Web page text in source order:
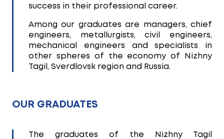
success in their professional career.
Among our graduates are managers, chief
engineers, metallurgists, civil engineers,
mechanical engineers and specialists in
other spheres of the economy of Nizhny
Tagil, Sverdlovsk region and Russia.
OUR GRADUATES
The graduates of the Nizhny Tagil